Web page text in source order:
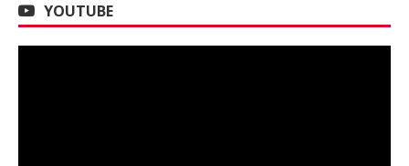
YOUTUBE